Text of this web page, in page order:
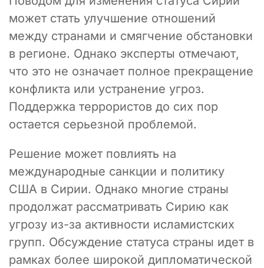
может стать улучшение отношений
между странами и смягчение обстановки
в регионе. Однако эксперты отмечают,
что это не означает полное прекращение
конфликта или устранение угроз.
Поддержка террористов до сих пор
остается серьезной проблемой.
Решение может повлиять на
международные санкции и политику
США в Сирии. Однако многие страны
продолжат рассматривать Сирию как
угрозу из-за активности исламистских
групп. Обсуждение статуса страны идет в
рамках более широкой дипломатической